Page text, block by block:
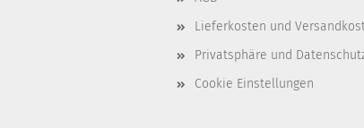
Lieferkosten und
Privatsphäre und
Cookie Einstellungen